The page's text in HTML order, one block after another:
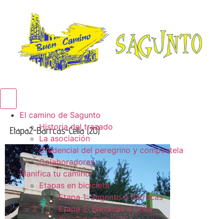
El camino de Sagunto
Historia del trazado
La asociación
Credencial del peregrino y compostela
Colaboradores
Planifica tu camino
Etapas en bicicleta
Etapa 1: Sagunto a Barracas
Etapa 2: Barracas a Cella
Etapa2-Barrcas-Cella (20)